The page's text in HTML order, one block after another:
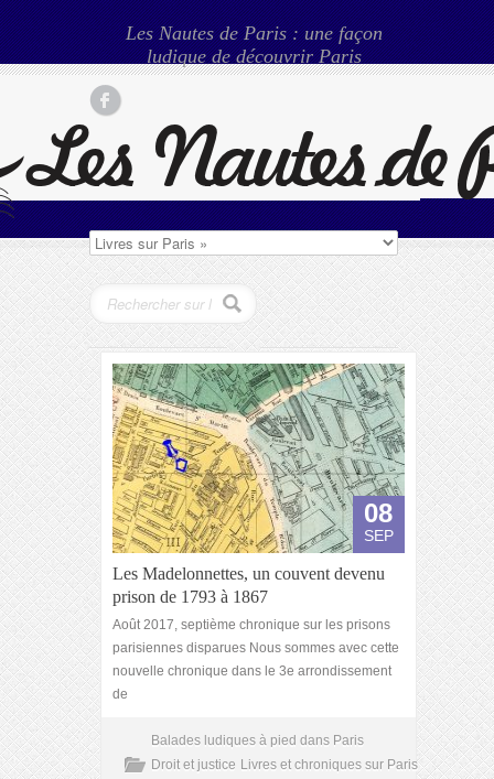
Les Nautes de Paris : une façon
ludique de découvrir Paris
08
SEP
Les Madelonnettes, un couvent devenu
prison de 1793 à 1867
Août 2017, septième chronique sur les prisons
parisiennes disparues Nous sommes avec cette
nouvelle chronique dans le 3e arrondissement
de
Balades ludiques à pied dans Paris
Droit et justice Livres et chroniques sur Paris